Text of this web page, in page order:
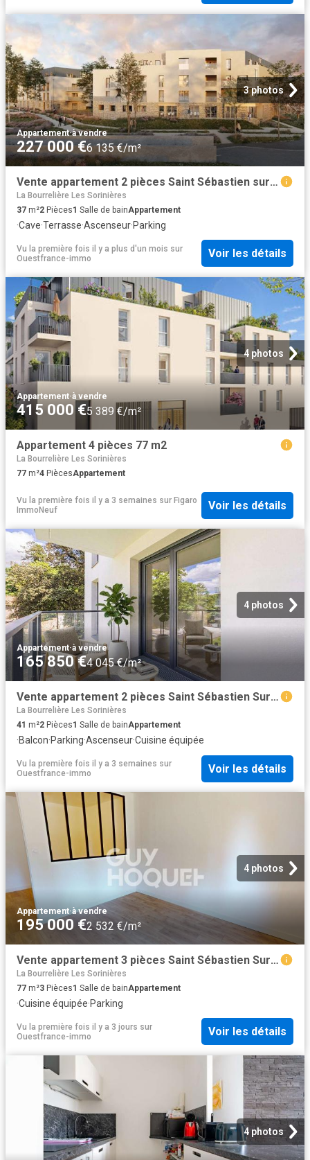
3 photos
Appartement·à vendre
227 000 €6 135 €/m²
Vente appartement 2 pièces Saint Sébastien sur Loire 44
La Bourrelière Les Sorinières
37 m²2 Pièces1 Salle de bainAppartement
·Cave·Terrasse·Ascenseur·Parking
Vu la première fois il y a plus d'un mois sur
Ouestfrance-immo
Voir les détails
4 photos
Appartement·à vendre
415 000 €5 389 €/m²
Appartement 4 pièces 77 m2
La Bourrelière Les Sorinières
77 m²4 PiècesAppartement
Vu la première fois il y a 3 semaines sur Figaro
ImmoNeuf
Voir les détails
4 photos
Appartement·à vendre
165 850 €4 045 €/m²
Vente appartement 2 pièces Saint Sébastien Sur Loire Baugerie 44
La Bourrelière Les Sorinières
41 m²2 Pièces1 Salle de bainAppartement
·Balcon·Parking·Ascenseur·Cuisine équipée
Vu la première fois il y a 3 semaines sur
Ouestfrance-immo
Voir les détails
4 photos
Appartement·à vendre
195 000 €2 532 €/m²
Vente appartement 3 pièces Saint Sébastien Sur Loire Métairie 44
La Bourrelière Les Sorinières
77 m²3 Pièces1 Salle de bainAppartement
·Cuisine équipée·Parking
Vu la première fois il y a 3 jours sur
Ouestfrance-immo
Voir les détails
4 photos